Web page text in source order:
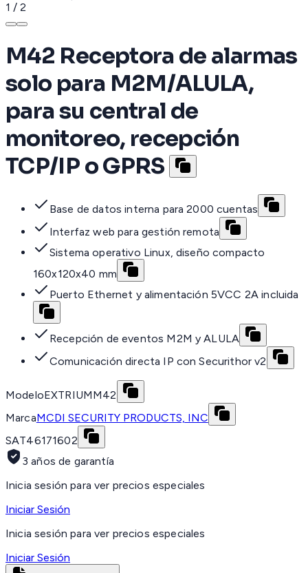
1 / 2
M42 Receptora de alarmas
solo para M2M/ALULA,
para su central de
monitoreo, recepción
TCP/IP o GPRS
Base de datos interna para 2000 cuentas
Interfaz web para gestión remota
Sistema operativo Linux, diseño compacto
160x120x40 mm
Puerto Ethernet y alimentación 5VCC 2A incluida
Recepción de eventos M2M y ALULA
Comunicación directa IP con Securithor v2
ModeloEXTRIUMM42
MarcaMCDI SECURITY PRODUCTS, INC
SAT46171602
3 años de garantía
Inicia sesión para ver precios especiales
Iniciar Sesión
Inicia sesión para ver precios especiales
Iniciar Sesión